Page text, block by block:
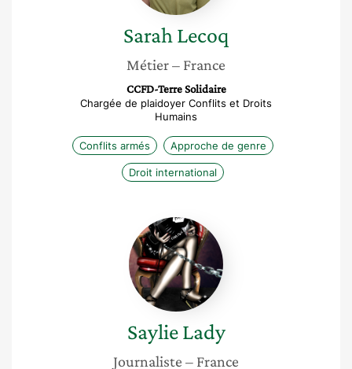
Sarah Lecoq
Métier– France
CCFD-Terre Solidaire
Chargée de plaidoyer Conflits et Droits
Humains
Conflits armés Approche de genre
Droit international
Saylie
Lady
Saylie Lady
Journaliste – France